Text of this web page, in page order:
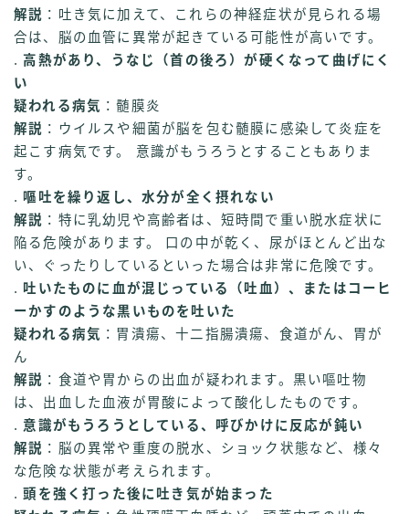
解説 ：吐き気に加えて、これらの神経症状が見られる場
合は、脳の血管に異常が起きている可能性が高いです。
.高熱があり、うなじ（首の後ろ）が硬くなって曲げにく
い
疑われる病気 ：髄膜炎
解説 ：ウイルスや細菌が脳を包む髄膜に感染して炎症を
起こす病気です。 意識がもうろうとすることもありま
す。
. 嘔吐を繰り返し、水分が全く摂れない
解説 ：特に乳幼児や高齢者は、短時間で重い脱水症状に
陥る危険があります。 口の中が乾く、尿がほとんど出な
い、ぐったりしているといった場合は非常に危険です。
. 吐いたものに血が混じっている（吐血）、またはコーヒ
ーかすのような黒いものを吐いた
疑われる病気 ：胃潰瘍、十二指腸潰瘍、食道がん、胃が
ん
解説 ：食道や胃からの出血が疑われます。黒い嘔吐物
は、出血した血液が胃酸によって酸化したものです。
. 意識がもうろうとしている、呼びかけに反応が鈍い
解説 ：脳の異常や重度の脱水、ショック状態など、様々
な危険な状態が考えられます。
.頭を強く打った後に吐き気が始まった